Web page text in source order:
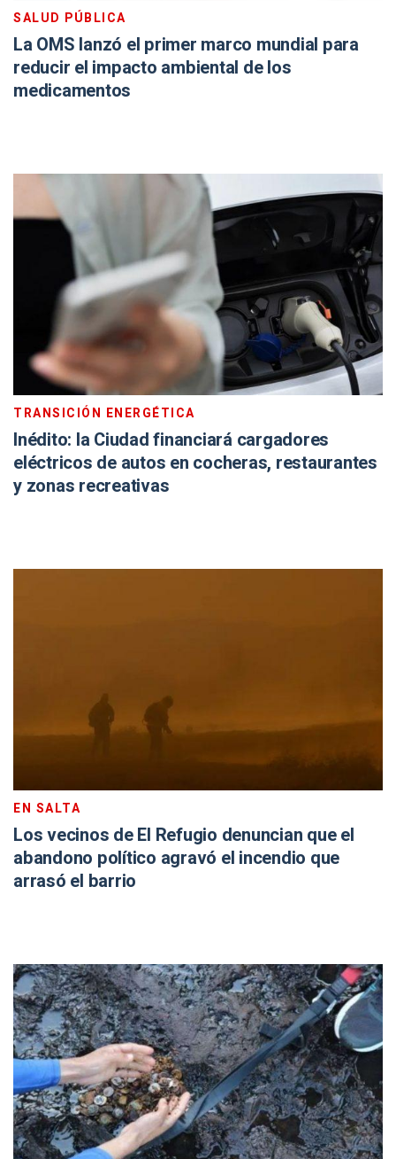
SALUD PÚBLICA
La OMS lanzó el primer marco mundial para
reducir el impacto ambiental de los
medicamentos
TRANSICIÓN ENERGÉTICA
Inédito: la Ciudad financiará cargadores
eléctricos de autos en cocheras, restaurantes
y zonas recreativas
EN SALTA
Los vecinos de El Refugio denuncian que el
abandono político agravó el incendio que
arrasó el barrio